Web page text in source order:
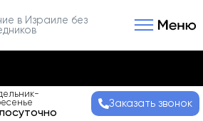
в Израиле без
Заказать звонок